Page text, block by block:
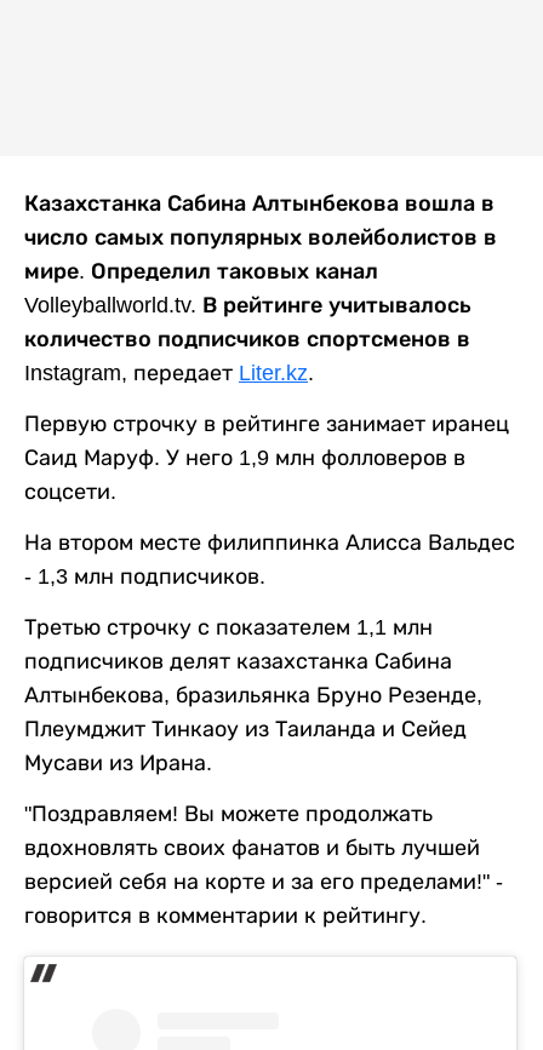
Казахстанка Сабина Алтынбекова вошла в
число самых популярных волейболистов в
мире. Определил таковых канал
Volleyballworld.tv. В рейтинге учитывалось
количество подписчиков спортсменов в
Instagram, передает Liter.kz.
Первую строчку в рейтинге занимает иранец
Саид Маруф. У него 1,9 млн фолловеров в
соцсети.
На втором месте филиппинка Алисса Вальдес
- 1,3 млн подписчиков.
Третью строчку с показателем 1,1 млн
подписчиков делят казахстанка Сабина
Алтынбекова, бразильянка Бруно Резенде,
Плеумджит Тинкаоу из Таиланда и Сейед
Мусави из Ирана.
"Поздравляем! Вы можете продолжать
вдохновлять своих фанатов и быть лучшей
версией себя на корте и за его пределами!" -
говорится в комментарии к рейтингу.